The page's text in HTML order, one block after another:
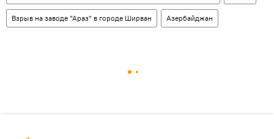
Взрыв на заводе "Араз" в городе Ширван Азербайджан